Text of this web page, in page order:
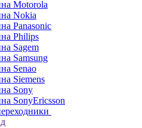
Motorola
Nokia
Panasonic
Philips
Sagem
Samsung
Senao
Siemens
Sony
SonyEricsson